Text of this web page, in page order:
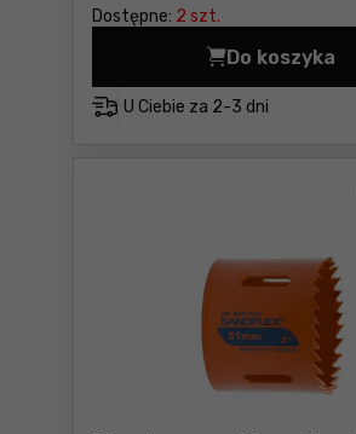
Dostępne: 2 szt.
U Ciebie za 2-3 dni
Do koszyka
Piły